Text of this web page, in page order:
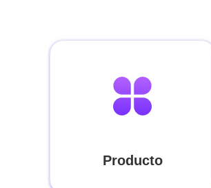
Producto